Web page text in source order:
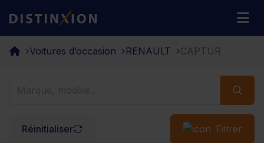
Distinxion
Voitures d’occasion RENAULT CAPTUR
Réinitialiser Filtrer